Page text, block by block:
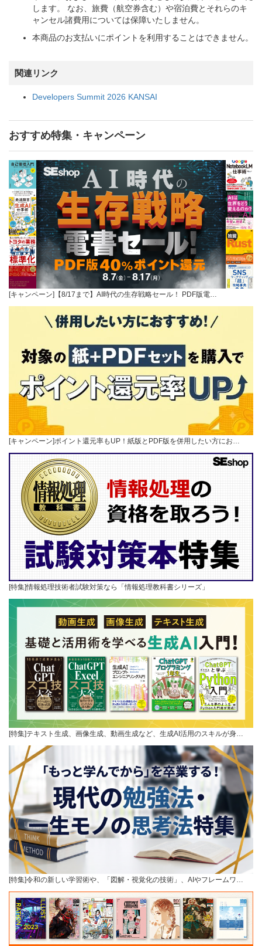
します。 なお、旅費（航空券含む）や宿泊費とそれらのキ
ャンセル諸費用については保障いたしません。
本商品のお支払いにポイントを利用することはできません。
関連リンク
Developers Summit 2026 KANSAI
おすすめ特集・キャンペーン
[キャンペーン]【8/17まで】AI時代の生存戦略セール！ PDF版電…
[キャンペーン]ポイント還元率もUP！紙版とPDF版を併用したい方にお…
[特集]情報処理技術者試験対策なら「情報処理教科書シリーズ」
[特集]テキスト生成、画像生成、動画生成など、生成AI活用のスキルが身…
[特集]令和の新しい学習術や、「図解・視覚化の技術」、AIやフレームワ…